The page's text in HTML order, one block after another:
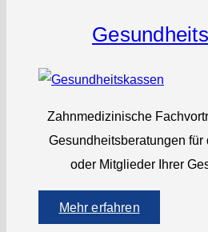
Zahnmedizinische
Gesundheitsberatungen für
oder Mitglieder Ihrer
Mehr erfahren